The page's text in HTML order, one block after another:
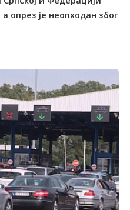
опрез је неопходан због